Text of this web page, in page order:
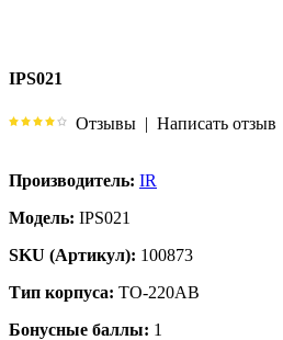
IPS021
Отзывы | Написать отзыв
Производитель: IR
Модель: IPS021
SKU (Артикул): 100873
Тип корпуса: TO-220AB
Бонусные баллы: 1